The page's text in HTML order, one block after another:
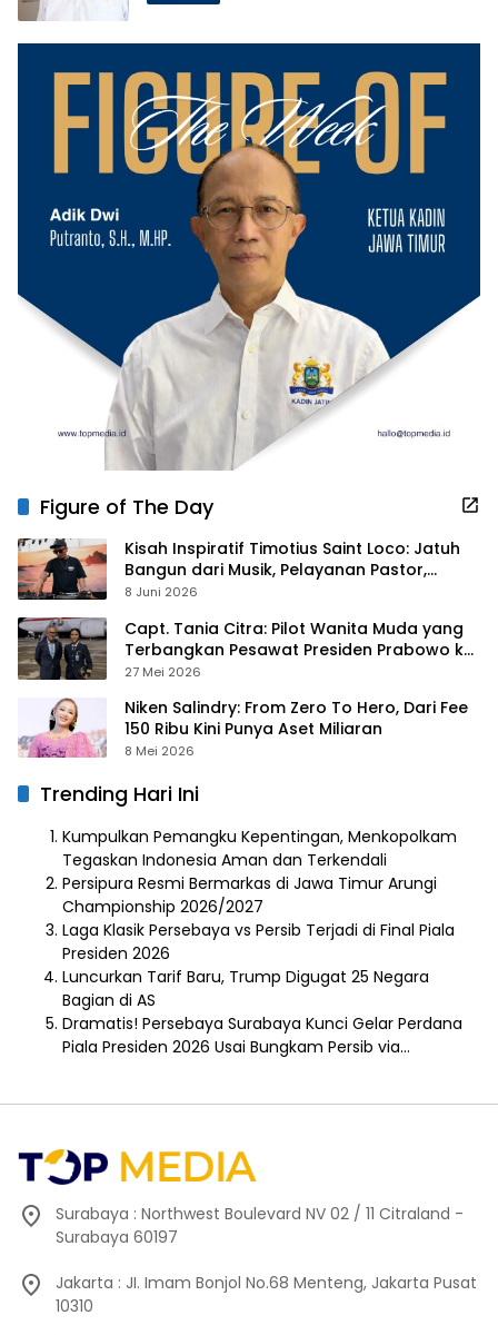
Figure of The Day
Kisah Inspiratif Timotius Saint Loco: Jatuh
Bangun dari Musik, Pelayanan Pastor,
hingga Gurita Bisnis Sambal Babon
8 Juni 2026
Capt. Tania Citra: Pilot Wanita Muda yang
Terbangkan Pesawat Presiden Prabowo ke
Prancis
27 Mei 2026
Niken Salindry: From Zero To Hero, Dari Fee
150 Ribu Kini Punya Aset Miliaran
8 Mei 2026
Trending Hari Ini
Kumpulkan Pemangku Kepentingan, Menkopolkam
Tegaskan Indonesia Aman dan Terkendali
Persipura Resmi Bermarkas di Jawa Timur Arungi
Championship 2026/2027
Laga Klasik Persebaya vs Persib Terjadi di Final Piala
Presiden 2026
Luncurkan Tarif Baru, Trump Digugat 25 Negara
Bagian di AS
Dramatis! Persebaya Surabaya Kunci Gelar Perdana
Piala Presiden 2026 Usai Bungkam Persib via…
Surabaya : Northwest Boulevard NV 02 / 11 Citraland -
Surabaya 60197
Jakarta : JI. Imam Bonjol No.68 Menteng, Jakarta Pusat
10310